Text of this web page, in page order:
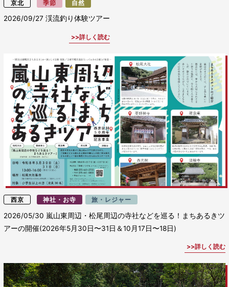
京北 季節 自然
2026/09/27渓流釣り体験ツアー
詳しく読む
西京 神社・お寺 旅・レジャー
2026/05/30 嵐山東周辺・松尾周辺の寺社などを巡る！まちあるきツ
アーの開催(2026年5月30日〜31日＆10月17日〜18日)
詳しく読む